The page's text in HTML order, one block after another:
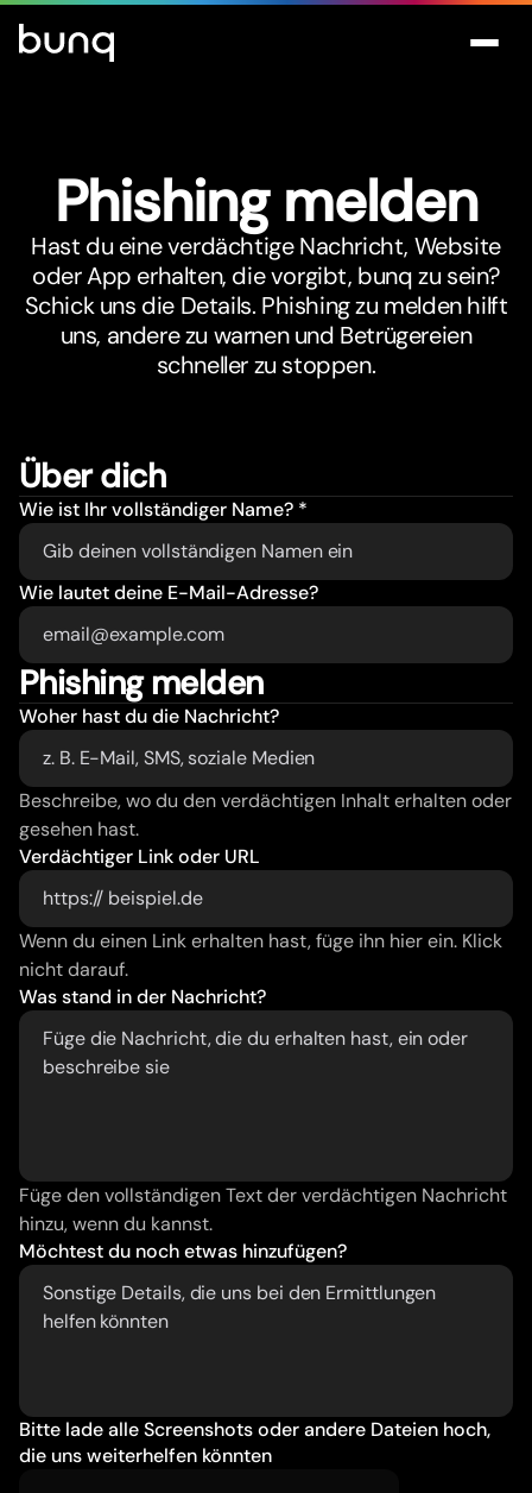
Phishing melden
Hast du eine verdächtige Nachricht, Website
oder App erhalten, die vorgibt, bunq zu sein?
Schick uns die Details. Phishing zu melden hilft
uns, andere zu warnen und Betrügereien
schneller zu stoppen.
Über dich
Wie ist Ihr vollständiger Name? *
Wie lautet deine E-Mail-Adresse?
Phishing melden
Woher hast du die Nachricht?
Beschreibe, wo du den verdächtigen Inhalt erhalten oder
gesehen hast.
Verdächtiger Link oder URL
https://
Wenn du einen Link erhalten hast, füge ihn hier ein. Klick
nicht darauf.
Was stand in der Nachricht?
Füge den vollständigen Text der verdächtigen Nachricht
hinzu, wenn du kannst.
Möchtest du noch etwas hinzufügen?
Bitte lade alle Screenshots oder andere Dateien hoch,
die uns weiterhelfen könnten